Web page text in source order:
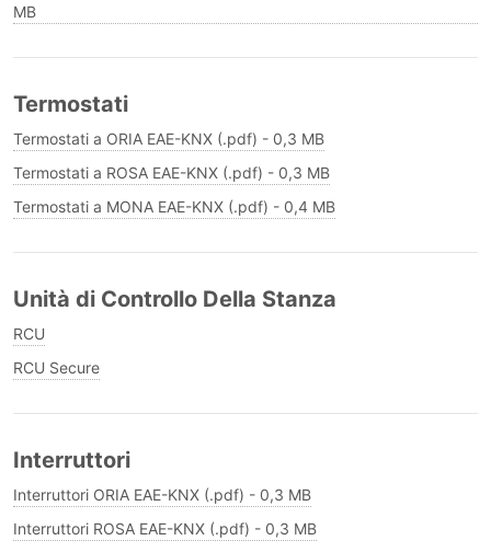
MB
Termostati
Termostati a ORIA EAE-KNX (.pdf) - 0,3 MB
Termostati a ROSA EAE-KNX (.pdf) - 0,3 MB
Termostati a MONA EAE-KNX (.pdf) - 0,4 MB
Unità di Controllo Della Stanza
RCU
RCU Secure
Interruttori
Interruttori ORIA EAE-KNX (.pdf) - 0,3 MB
Interruttori ROSA EAE-KNX (.pdf) - 0,3 MB